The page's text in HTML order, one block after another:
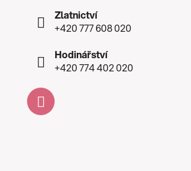
Zlatnictví
+420 777 608 020
Hodinářství
+420 774 402 020